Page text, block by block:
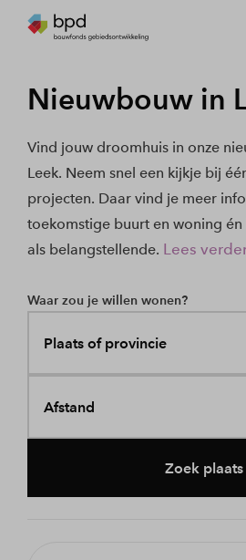
Nieuwbouw in
Vind jouw droomhuis in onze
Leek. Neem snel een kijkje bij
projecten. Daar vind je meer
toekomstige buurt en woning én
als belangstellende. Lees
Waar zou je willen wonen?
Plaats of provincie
Afstand
Zoek plaats